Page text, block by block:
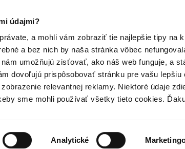
údajmi?
a mohli vám zobraziť tie najlepšie tipy na
a bez nich by naša stránka vôbec
umožňujú zisťovať, ako náš web funguje, a
dovoľujú prispôsobovať stránku pre vašu lepšiu
relevantnej reklamy. Niektoré údaje
sme mohli používať všetky tieto cookies.
Analytické